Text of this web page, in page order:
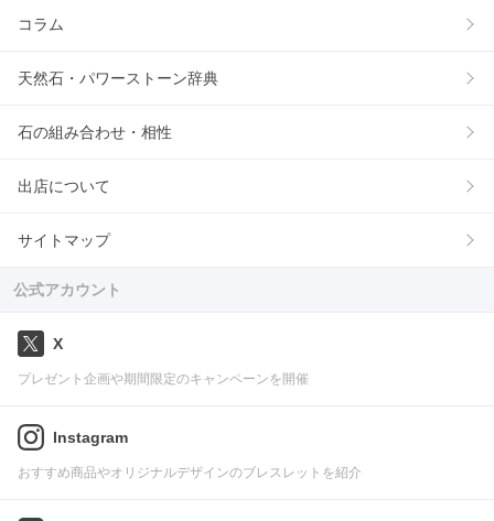
コラム
天然石・パワーストーン辞典
石の組み合わせ・相性
出店について
サイトマップ
公式アカウント
X
プレゼント企画や期間限定のキャンペーンを開催
Instagram
おすすめ商品やオリジナルデザインのブレスレットを紹介